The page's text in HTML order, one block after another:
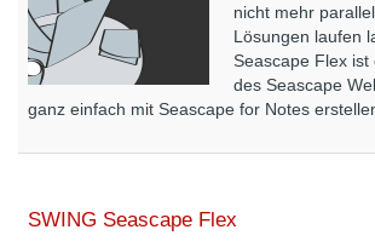
nicht mehr
Lösungen laufen
Seascape Flex ist
des Seascape
ganz einfach mit Seascape for Notes
SWING Seascape Flex